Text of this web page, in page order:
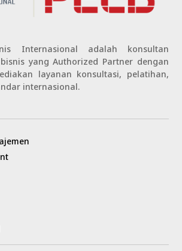
Internasional adalah konsultan
yang Authorized Partner dengan
layanan konsultasi, pelatihan,
internasional.